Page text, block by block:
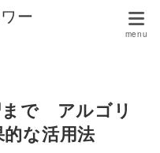
ー
まで アルゴリ
な活用法